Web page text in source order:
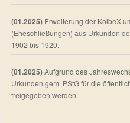
(01.2025) Erweiterung der KolbeX
(Eheschließungen) aus Urkunden
1902 bis 1920.
(01.2025)Aufgrund des
Urkunden gem. PStG für die
freigegeben werden.